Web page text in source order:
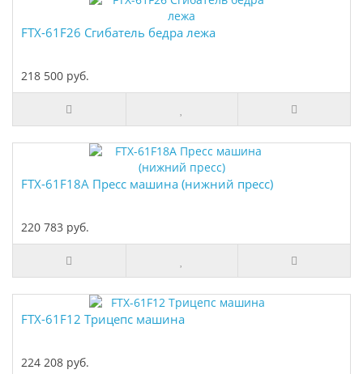
FTX-61F26 Сгибатель бедра лежа
218 500 руб.
FTX-61F18A Пресс машина (нижний пресс)
220 783 руб.
FTX-61F12 Трицепс машина
224 208 руб.